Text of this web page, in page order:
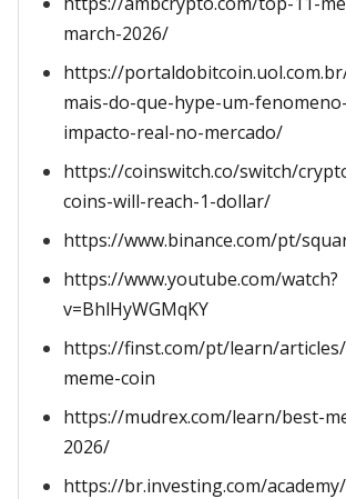
march-2026/
https://
mais-do-que-hype-um-
impacto-real-no-mercado/
https://coinswitch.co/switch/
coins-will-reach-1-dollar/
https://www.binance.com/pt/
https://www.youtube.com/watch?
v=BhlHyWGMqKY
https://finst.com/pt/learn/
meme-coin
https://mudrex.com/learn/best-
2026/
https://br.investing.com/